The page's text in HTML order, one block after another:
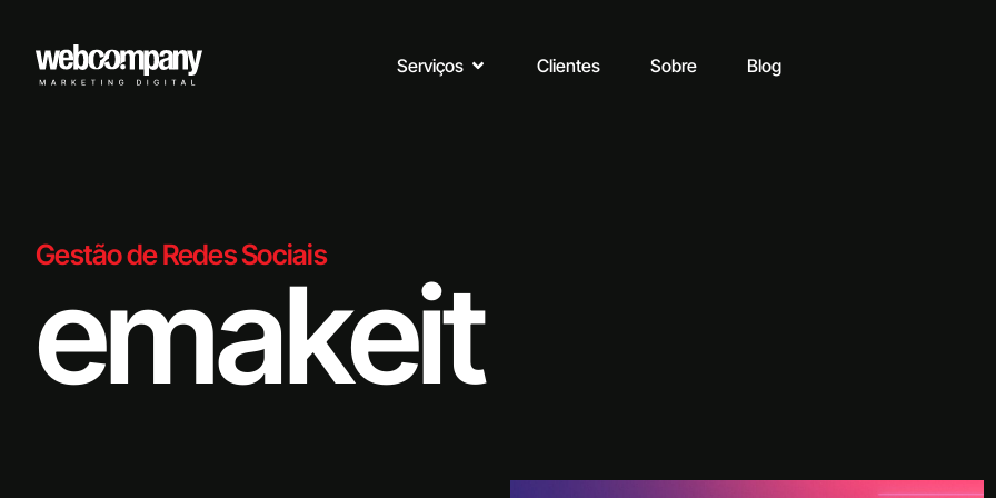
Serviços Clientes Sobre Blog
Gestão de Redes Sociais
emakeit